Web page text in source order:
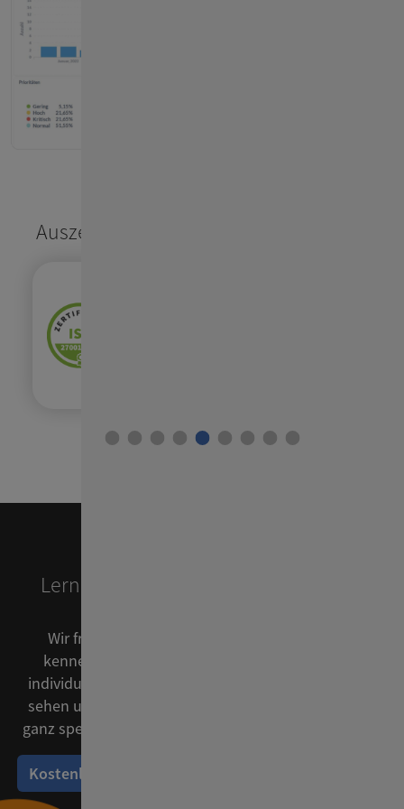
Auszeichnungen,
Lernen Sie
Wir freuen uns sehr, dass Sie unsere Software
kennenlernen möchten! Dazu steht Ihnen eine
individuelle Testumgebung zur Verfügung. Oder wir
sehen uns in einem Demo-Termin und können dort
ganz spezifisch auf Ihre Beispiele & Fragen eingehen.
Kostenlos testen